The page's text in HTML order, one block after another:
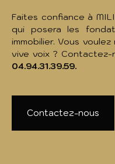
Faites confiance à
qui posera les
immobilier. Vous
vive voix ? Contactez-
04.94.31.39.59.
Contactez-nous